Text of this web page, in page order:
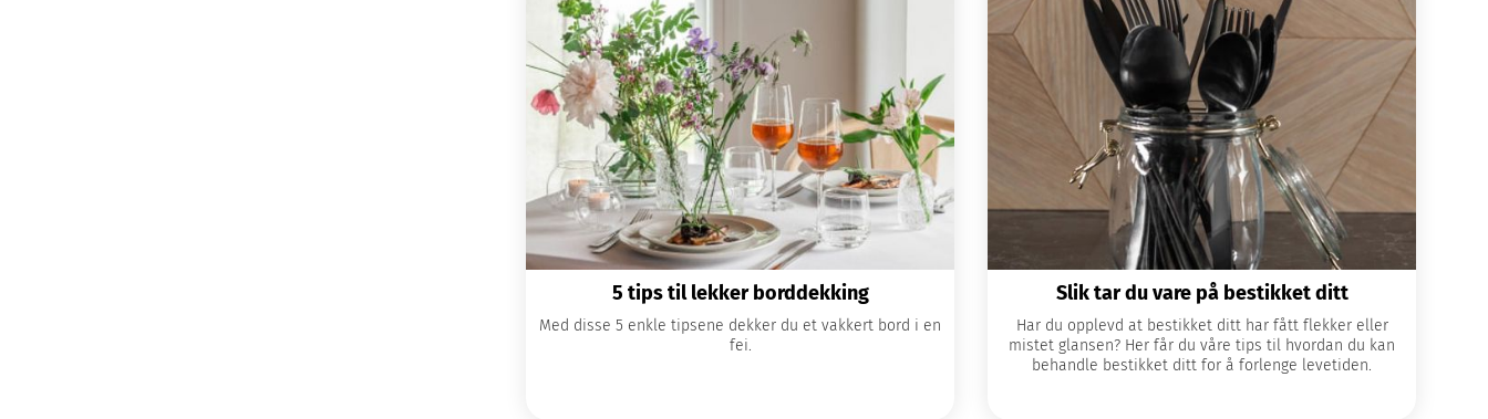
5 tips til lekker borddekking
Med disse 5 enkle tipsene dekker du et vakkert bord i en
fei.
Slik tar du vare på bestikket ditt
Har du opplevd at bestikket ditt har fått flekker eller
mistet glansen? Her får du våre tips til hvordan du kan
behandle bestikket ditt for å forlenge levetiden.